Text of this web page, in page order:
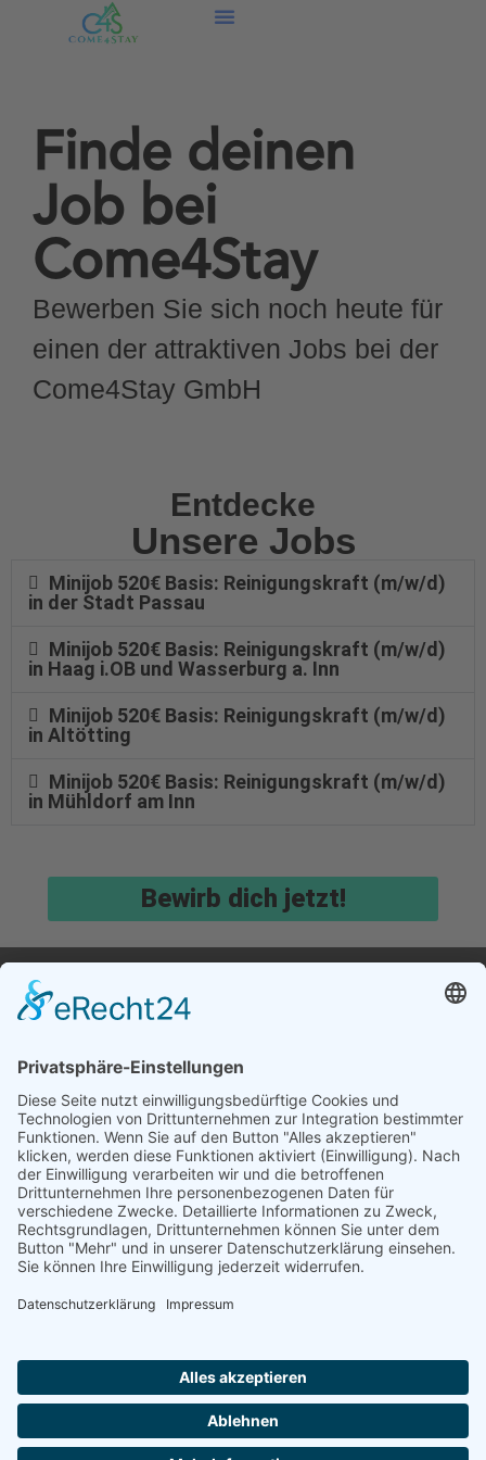
Finde deinen
Job bei
Come4Stay
Bewerben Sie sich noch heute für
einen der attraktiven Jobs bei der
Come4Stay GmbH
Entdecke
Unsere Jobs
Minijob 520€ Basis: Reinigungskraft (m/w/d)
in der Stadt Passau
Minijob 520€ Basis: Reinigungskraft (m/w/d)
in Haag i.OB und Wasserburg a. Inn
Minijob 520€ Basis: Reinigungskraft (m/w/d)
in Altötting
Minijob 520€ Basis: Reinigungskraft (m/w/d)
in Mühldorf am Inn
Bewirb dich jetzt!
Home
City-Guide
Jobangebote
Kontakt
Mitarbeiter-Login
Vermiete an uns
Grüner Weg 9
84431 Heldenstein
Deutschland
info@come4stay.com
+49 8636 6090008
AGB Datenschutz Impressum